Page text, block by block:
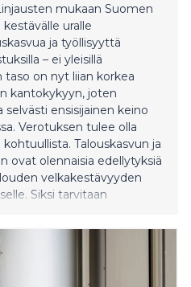
mukaan Suomen
uralle
ja työllisyyttä
– ei yleisillä
taso on nyt liian korkea
kantokykyyn, joten
selvästi ensisijainen keino
Verotuksen tulee olla
Talouskasvun ja
ovat olennaisia edellytyksiä
velkakestävyyden
Siksi tarvitaan
verotuksen ja
olleet askelia oikeaan
tukevan pohjan myös
Tärkeää on se,